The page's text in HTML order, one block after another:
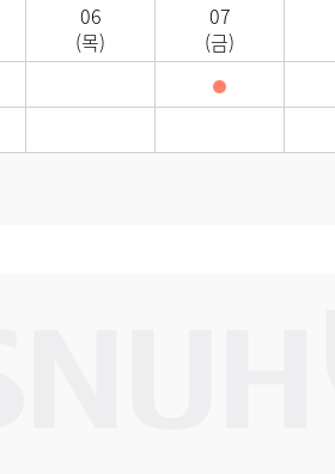
06
(목)
07
(금)